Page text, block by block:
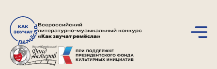
Всероссийский
литературно-музыкальный конкурс
«Как звучат ремёсла»